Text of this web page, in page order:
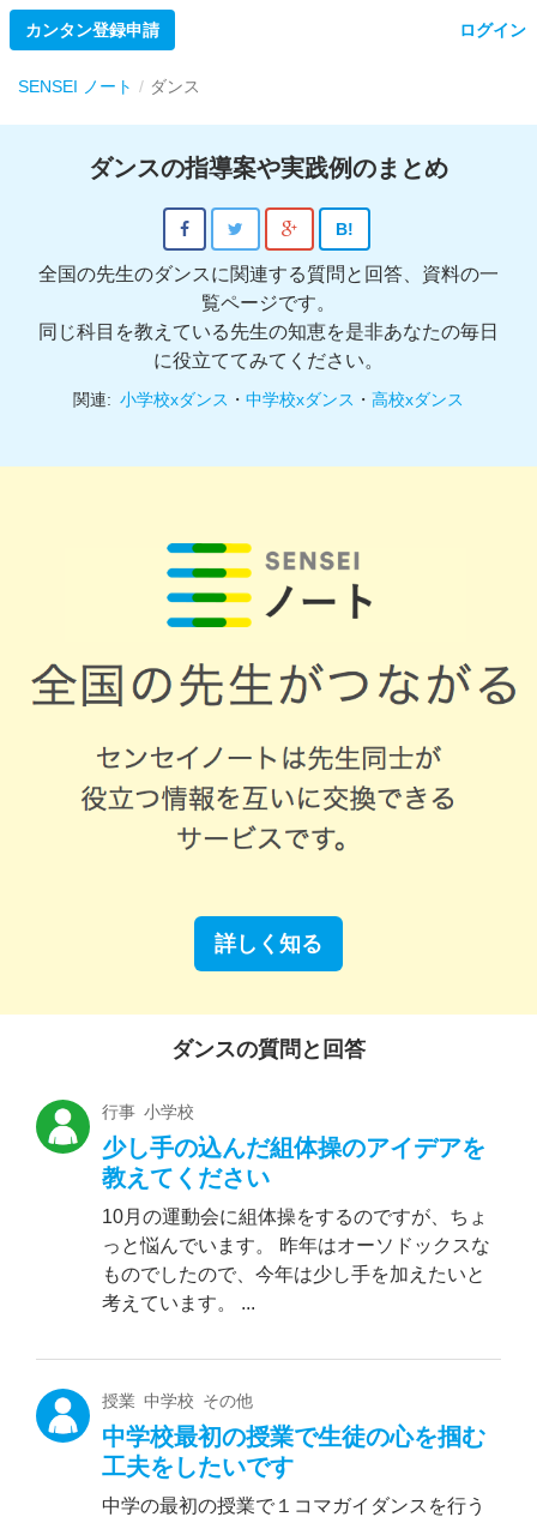
カンタン登録申請 ログイン
SENSEI ノート ダンス
ダンスの指導案や実践例のまとめ
B!
全国の先生のダンスに関連する質問と回答、資料の一
覧ページです。
同じ科目を教えている先生の知恵を是非あなたの毎日
に役立ててみてください。
関連: 小学校xダンス ・ 中学校xダンス ・ 高校xダンス
詳しく知る
ダンスの質問と回答
行事 小学校
少し手の込んだ組体操のアイデアを
教えてください
10月の運動会に組体操をするのですが、ちょ
っと悩んでいます。 昨年はオーソドックスな
ものでしたので、今年は少し手を加えたいと
考えています。 ...
授業 中学校 その他
中学校最初の授業で生徒の心を掴む
工夫をしたいです
中学の最初の授業で１コマガイダンスを行う